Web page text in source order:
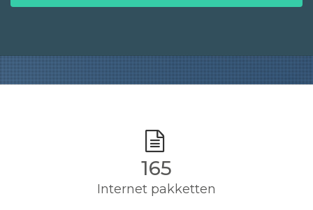
165
Internet pakketten